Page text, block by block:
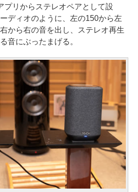
プリからステレオペアとして設
ディオのように、左の150から左
から右の音を出し、ステレオ再生
音にぶったまげる。